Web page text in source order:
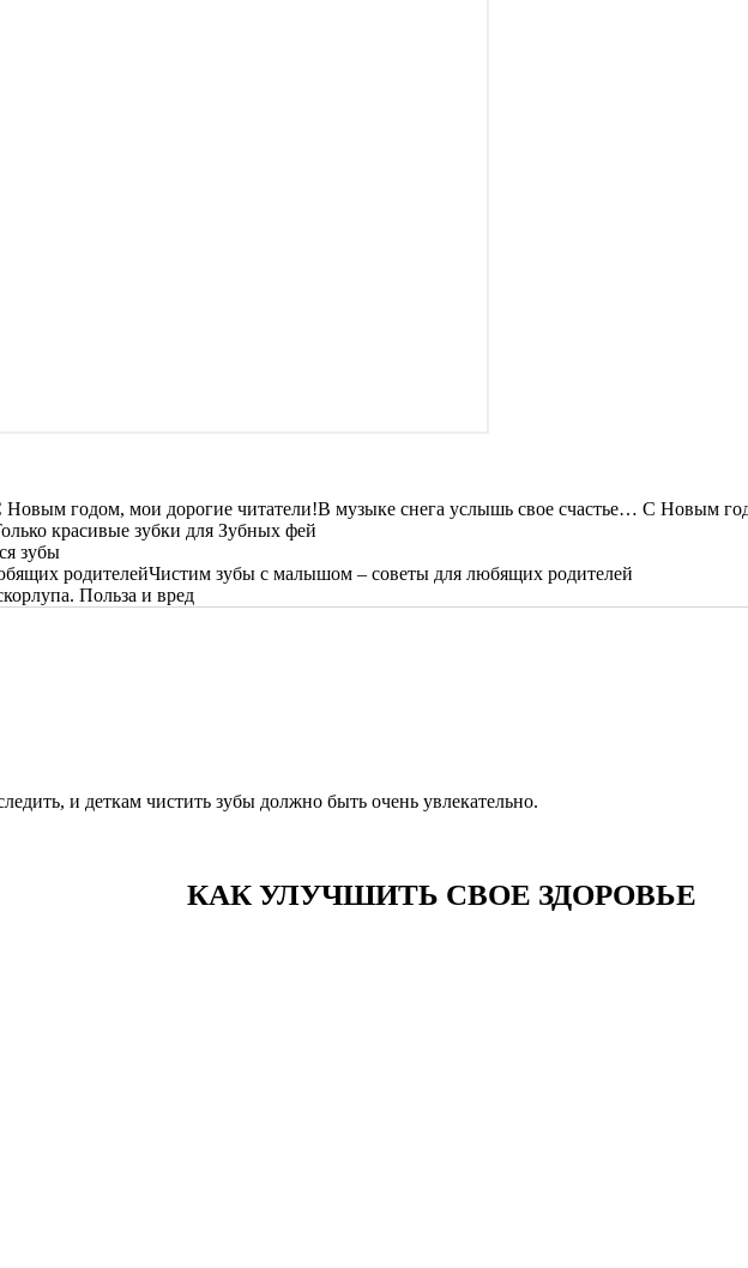
В музыке снега услышь свое счастье… С Новым
красивые зубки для Зубных фей
зубы
Чистим зубы с малышом – советы для любящих родителей
Польза и вред
и деткам чистить зубы должно быть очень увлекательно.
КАК УЛУЧШИТЬ СВОЕ ЗДОРОВЬЕ